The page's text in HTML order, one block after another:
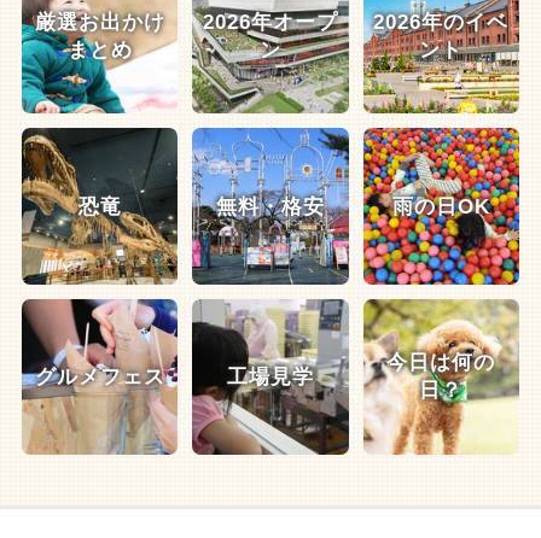
厳選お出かけ
まとめ
2026年オープ
ン
2026年のイベ
ント
恐竜 無料・格安 雨の日OK
グルメフェス 工場見学
今日は何の
日？